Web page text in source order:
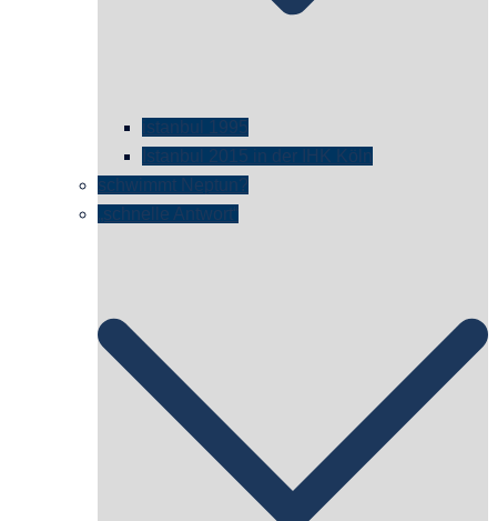
istanbul 1995
Istanbul 2015 in der IHK Köln
schwimmt Neptun?
„schnelle Antwort“